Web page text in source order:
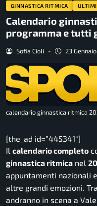
GINNASTICA RITMICA
Calendario
programma e tutti
Sofia Cioli - 23
calendario ginnastica ritmica
[the_ad id=”445341″]
Il calendario completo
ginnastica ritmica nel
appuntamenti nazionali
altre grandi emozioni.
andranno in scena a